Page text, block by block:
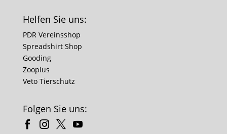
Helfen Sie uns:
PDR Vereinsshop
Spreadshirt Shop
Gooding
Zooplus
Veto Tierschutz
Folgen Sie uns: